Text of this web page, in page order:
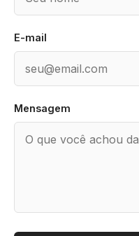
E-mail
Mensagem